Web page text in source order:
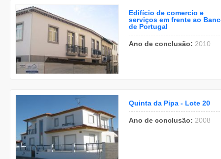
Edifício de comercio e
serviços em frente ao
de Portugal
Ano de conclusão: 2010
Quinta da Pipa - Lote 20
Ano de conclusão: 2008